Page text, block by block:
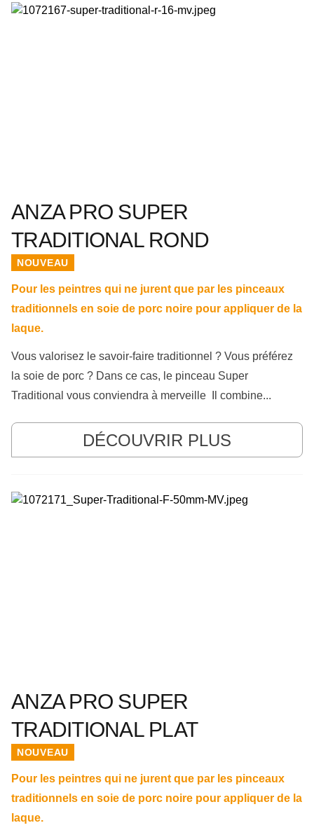
ANZA PRO SUPER
TRADITIONAL ROND
NOUVEAU
Pour les peintres qui ne jurent que par les pinceaux
traditionnels en soie de porc noire pour appliquer de la
laque.
Vous valorisez le savoir-faire traditionnel ? Vous préférez
la soie de porc ? Dans ce cas, le pinceau Super
Traditional vous conviendra à merveille Il combine...
DÉCOUVRIR PLUS
ANZA PRO SUPER
TRADITIONAL PLAT
NOUVEAU
Pour les peintres qui ne jurent que par les pinceaux
traditionnels en soie de porc noire pour appliquer de la
laque.